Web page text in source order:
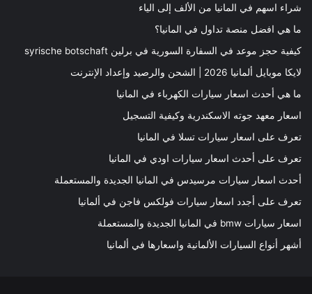
شراء اسهم في المانيا من الألف إلى الياء
ما هي افضل منصة تداول في المانيا؟
كيفية حجز موعد في السفارة السورية في برلين syrische botschaft
لايكا موبايل ألمانيا 2026 | الشحن والرصيد وإعداد الإنترنت
ما هي أحدث اسعار سيارات الكهرباء في المانيا
اسعار معهد جوته الاسكندرية وكيفية التسجيل
تعرف على اسعار سيارات تسلا في المانيا
تعرف على أحدث اسعار سيارات اودي في المانيا
أحدث اسعار سيارات مرسيدس في المانيا الجديدة والمستعملة
تعرف على أجدد اسعار سيارات فولكس فاجن في ألمانيا
اسعار سيارات bmw في المانيا الجديدة والمستعملة
أشهر أنواع السيارات الألمانية واسعارها في ألمانيا